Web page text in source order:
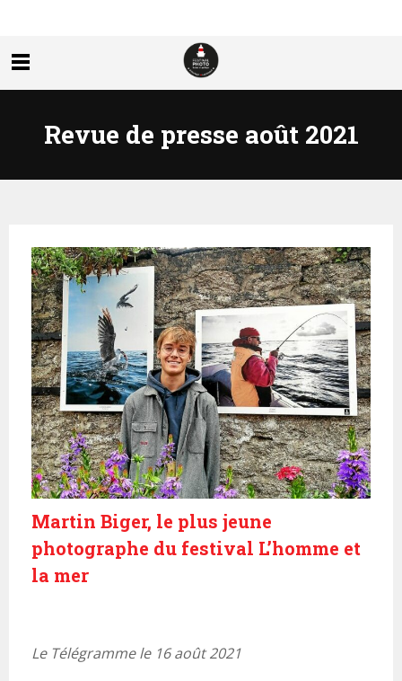
Revue de presse août 2021
Martin Biger, le plus jeune
photographe du festival L’homme et
la mer
Le Télégramme le 16 août 2021